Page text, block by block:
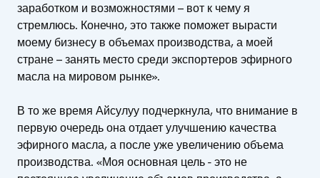
заработком и возможностями – вот к чему я
стремлюсь. Конечно, это также поможет вырасти
моему бизнесу в объемах производства, а моей
стране – занять место среди экспортеров эфирного
масла на мировом рынке».
В то же время Айсулуу подчеркнула, что внимание в
первую очередь она отдает улучшению качества
эфирного масла, а после уже увеличению объема
производства. «Моя основная цель - это не